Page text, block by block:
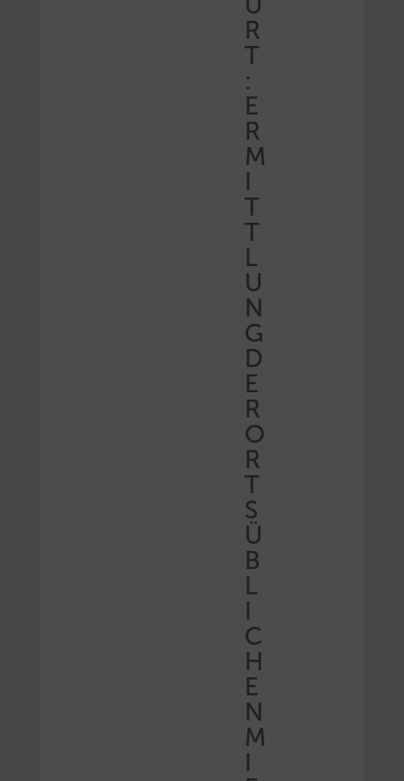
R
T
:
E
R
M
I
T
T
L
U
N
G
D
E
R
O
R
T
S
Ü
B
L
I
C
H
E
N
M
I